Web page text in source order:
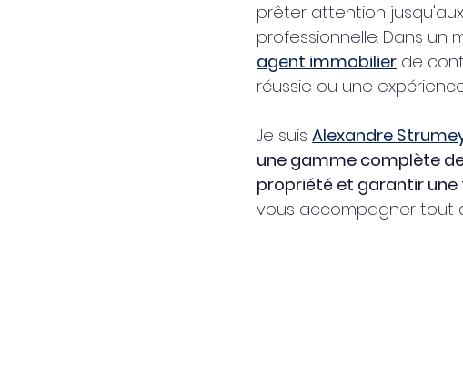
prêter attention
professionnelle. Dans
agent immobilier de
réussie ou une
Je suis Alexandre
une gamme complète
propriété et garantir
vous accompagner tout